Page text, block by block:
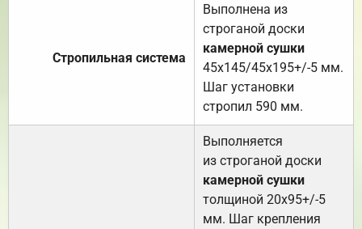
Стропильная система
Выполнена из
строганой доски
камерной сушки
45х145/45х195+/-5 мм.
Шаг установки
стропил 590 мм.
Выполняется
из строганой доски
камерной сушки
толщиной 20х95+/-5
мм. Шаг крепления